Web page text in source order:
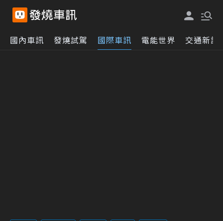
國內車訊 發燒試駕 國際車訊 電能世界 交通新訊